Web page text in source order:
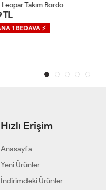
Grace
Hızlı Erişim
Anasayfa
Yeni Ürünler
İndirimdeki Ürünler